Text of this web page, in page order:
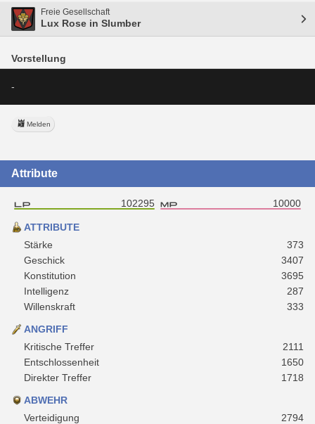
Freie Gesellschaft
Lux Rose in Slumber
Vorstellung
-
Melden
Attribute
102295 10000
ATTRIBUTE
Stärke
373
Geschick
3407
Konstitution
3695
Intelligenz
287
Willenskraft
333
ANGRIFF
Kritische Treffer
2111
Entschlossenheit
1650
Direkter Treffer
1718
ABWEHR
Verteidigung
2794